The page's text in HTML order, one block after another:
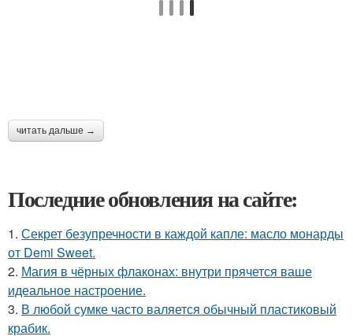
читать дальше →
Последние обновления на сайте:
1. Секрет безупречности в каждой капле: масло монарды
от Demi Sweet.
2. Магия в чёрных флаконах: внутри прячется ваше
идеальное настроение.
3. В любой сумке часто валяется обычный пластиковый
крабик.